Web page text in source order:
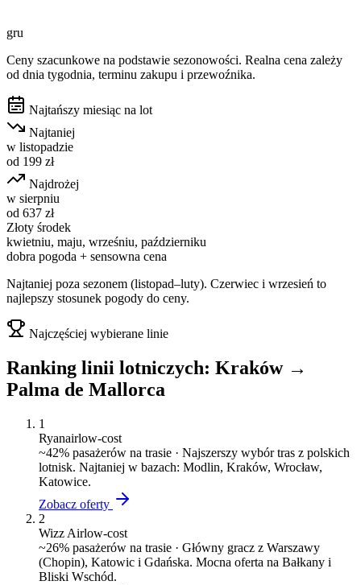
gru
Ceny szacunkowe na podstawie sezonowości. Realna cena zależy
od dnia tygodnia, terminu zakupu i przewoźnika.
Najtańszy miesiąc na lot
Najtaniej
w listopadzie
od 199 zł
Najdrożej
w sierpniu
od 637 zł
Złoty środek
kwietniu, maju, wrześniu, październiku
dobra pogoda + sensowna cena
Najtaniej poza sezonem (listopad–luty). Czerwiec i wrzesień to
najlepszy stosunek pogody do ceny.
Najczęściej wybierane linie
Ranking linii lotniczych: Kraków→
Palma de Mallorca
1
Ryanairlow-cost
~42% pasażerów na trasie · Najszerszy wybór tras z polskich
lotnisk. Najtaniej w bazach: Modlin, Kraków, Wrocław,
Katowice.
Zobacz oferty
2
Wizz Airlow-cost
~26% pasażerów na trasie · Główny gracz z Warszawy
(Chopin), Katowic i Gdańska. Mocna oferta na Bałkany i
Bliski Wschód.